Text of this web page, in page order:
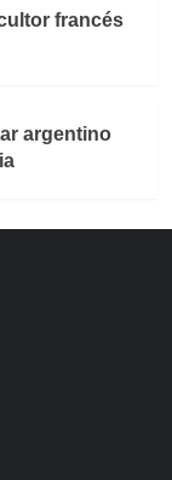
francés
argentino